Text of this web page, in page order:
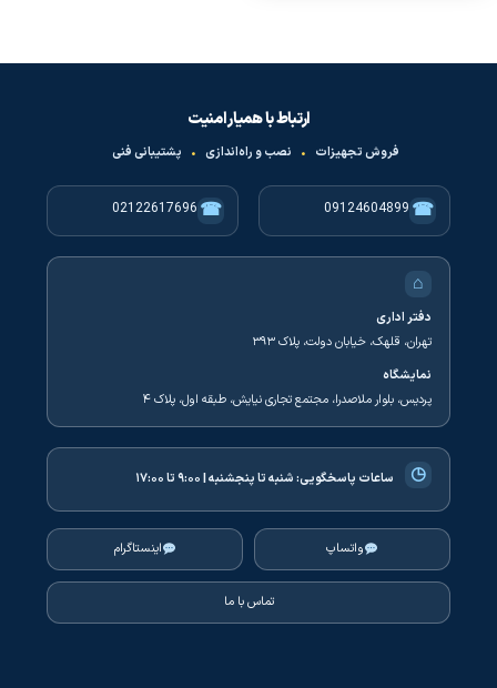
ارتباط با همیار امنیت
فروش تجهیزات • نصب و راه‌اندازی • پشتیبانی فنی
☎
09124604899
☎
02122617696
⌂
دفتر اداری
تهران، قلهک، خیابان دولت، پلاک ۳۹۳
نمایشگاه
پردیس، بلوار ملاصدرا، مجتمع تجاری نیایش، طبقه اول، پلاک ۴
◷ ساعات پاسخگویی:شنبه تا پنجشنبه | ۹:۰۰ تا ۱۷:۰۰
واتساپ اینستاگرام
تماس با ما